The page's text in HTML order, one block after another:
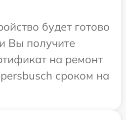
будет готово
Вы получите
на ремонт
сроком на